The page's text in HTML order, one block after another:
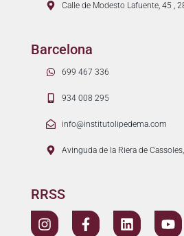
Calle de Modesto Lafuente, 45 ,
Barcelona
699 467 336
934 008 295
info@institutolipedema.com
Avinguda de la Riera de
RRSS